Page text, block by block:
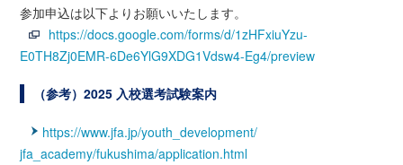
参加申込は以下よりお願いいたします。
https://docs.google.com/forms/d/1zHFxiuYzu-
E0TH8Zj0EMR-6De6YlG9XDG1Vdsw4-Eg4/preview
（参考）2025 入校選考試験案内
https://www.jfa.jp/youth_development/
jfa_academy/fukushima/application.html